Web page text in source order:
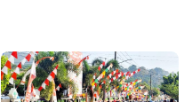
JURNALBOGOR.COM